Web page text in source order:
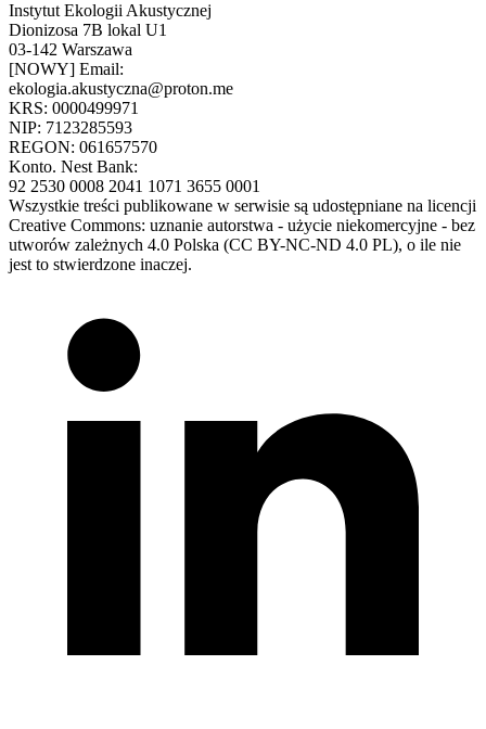
Instytut Ekologii Akustycznej
Dionizosa 7B lokal U1
03-142 Warszawa
[NOWY] Email:
ekologia.akustyczna@proton.me
KRS: 0000499971
NIP: 7123285593
REGON: 061657570
Konto. Nest Bank:
92 2530 0008 2041 1071 3655 0001
Wszystkie treści publikowane w serwisie są udostępniane na licencji
Creative Commons: uznanie autorstwa - użycie niekomercyjne - bez
utworów zależnych 4.0 Polska (CC BY-NC-ND 4.0 PL), o ile nie
jest to stwierdzone inaczej.